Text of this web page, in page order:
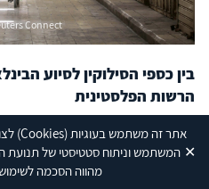
אתר זה משתמש בעוגיות(Cookies)
המשתמש וניתוח סטטיסטי של
מהווה הסכמה לשימוש
✕
Connect
בין כספי הסילוקין לסיוע
הרשות הפלסטינית
כיצד מצליחה הרשות לשרוד
שספגה הכלכלה הפלסטינית